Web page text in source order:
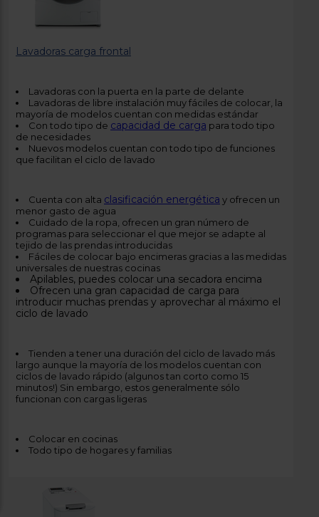
Lavadoras carga frontal
Lavadoras con la puerta en la parte de delante
Lavadoras de libre instalación muy fáciles de colocar, la
mayoría de modelos cuentan con medidas estándar
Con todo tipo de capacidad de carga para todo tipo
de necesidades
Nuevos modelos cuentan con todo tipo de funciones
que facilitan el ciclo de lavado
Cuenta con alta clasificación energética y ofrecen un
menor gasto de agua
Cuidado de la ropa, ofrecen un gran número de
programas para seleccionar el que mejor se adapte al
tejido de las prendas introducidas
Fáciles de colocar bajo encimeras gracias a las medidas
universales de nuestras cocinas
Apilables, puedes colocar una secadora encima
Ofrecen una gran capacidad de carga para
introducir muchas prendas y aprovechar al máximo el
ciclo de lavado
Tienden a tener una duración del ciclo de lavado más
largo aunque la mayoría de los modelos cuentan con
ciclos de lavado rápido (algunos tan corto como 15
minutos!) Sin embargo, estos generalmente sólo
funcionan con cargas ligeras
Colocar en cocinas
Todo tipo de hogares y familias